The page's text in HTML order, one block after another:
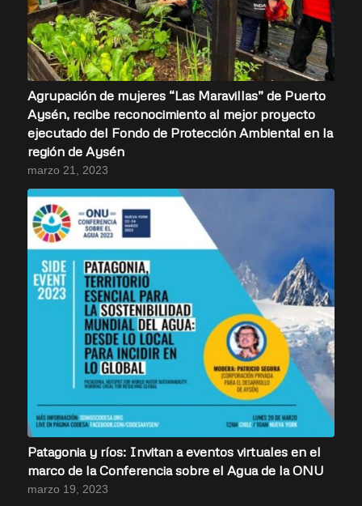
Agrupación de mujeres “Las Maravillas” de Puerto
Aysén, recibe reconocimiento al mejor proyecto
ejecutado del Fondo de Protección Ambiental en la
región de Aysén
marzo 21, 2023
Patagonia y ríos: Invitan a eventos virtuales en el
marco de la Conferencia sobre el Agua de la ONU
marzo 19, 2023